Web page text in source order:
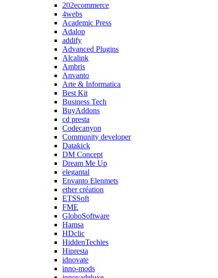
202ecommerce
4webs
Academic Press
Adalop
addify
Advanced Plugins
Alcalink
Ambris
Anvanto
Arte & Informatica
Best Kit
Business Tech
BuyAddons
cd presta
Codecanyon
Community developer
Datakick
DM Concept
Dream Me Up
elegantal
Envanto Elenmets
ether création
ETSSoft
FME
GloboSoftware
Hamsa
HDclic
HiddenTechies
Hipresta
idnovate
inno-mods